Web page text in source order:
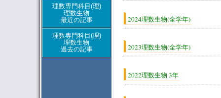
理数専門科目(理)
理数生物
最近の記事
理数専門科目(理)
理数生物
過去の記事
2024理数生物(全学年)
2023理数生物(全学年)
2022理数生物 3年